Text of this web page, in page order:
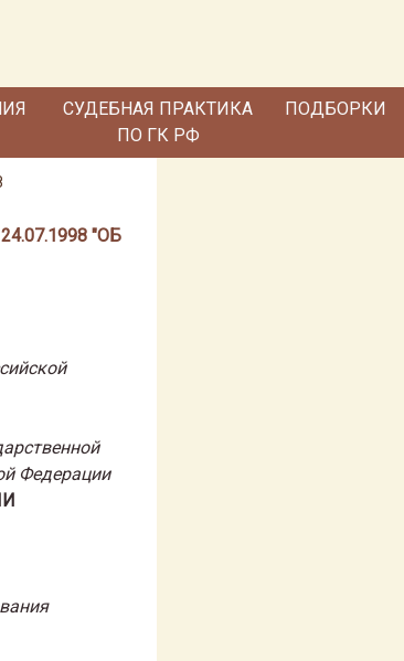
СУДЕБНАЯ ПРАКТИКА
ПО ГК РФ
ПОДБОРКИ
"ОБ
Федерации